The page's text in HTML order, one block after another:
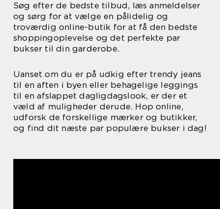
Søg efter de bedste tilbud, læs anmeldelser
og sørg for at vælge en pålidelig og
troværdig online-butik for at få den bedste
shoppingoplevelse og det perfekte par
bukser til din garderobe.
Uanset om du er på udkig efter trendy jeans
til en aften i byen eller behagelige leggings
til en afslappet dagligdagslook, er der et
væld af muligheder derude. Hop online,
udforsk de forskellige mærker og butikker,
og find dit næste par populære bukser i dag!